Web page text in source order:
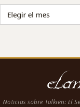
ARCHIVO DE NOTICIAS
Noticias sobre Tolkien: El